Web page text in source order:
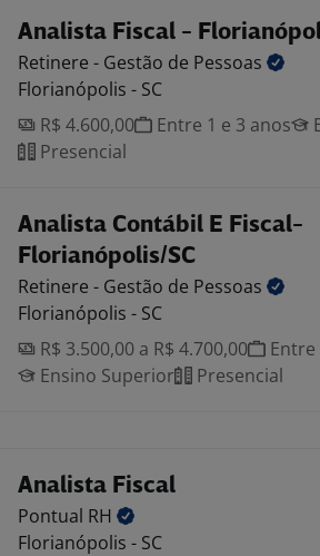
Analista Fiscal -
Retinere - Gestão de Pessoas
Florianópolis - SC
R$ 4.600,00
Entre 1 e 3 anos
Presencial
Analista Contábil E Fiscal-
Florianópolis/SC
Retinere - Gestão de Pessoas
Florianópolis - SC
R$ 3.500,00 a R$ 4.700,00
Entre
Ensino Superior
Presencial
Analista Fiscal
Pontual RH
Florianópolis - SC